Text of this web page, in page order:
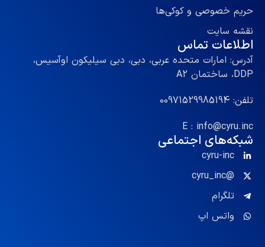
حریم خصوصی و کوکی‌ها
نقشه سایت
اطلاعات تماس
آدرس: امارات متحده عربی، دبی، دبی سیلیکون اوآسیس،
DDP، ساختمان A2
تلفن: 00971529985194
E : info@cyru.inc
شبکه‌های اجتماعی
cyru-inc
@cyru_inc
تلگرام
واتس اپ